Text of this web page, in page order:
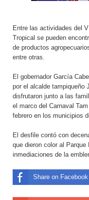
Entre las actividades del
Tropical se pueden
de productos
entre otras.
El gobernador García
por el alcalde tampiqueño
disfrutaron junto a las
el marco del Carnaval
febrero en los municipios
El desfile contó con
que dieron color al
inmediaciones de la
Share on Facebook